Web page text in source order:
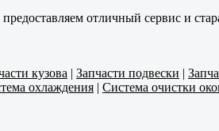
отличный сервис и
кузова | Запчасти подвески |
охлаждения | Система очистки